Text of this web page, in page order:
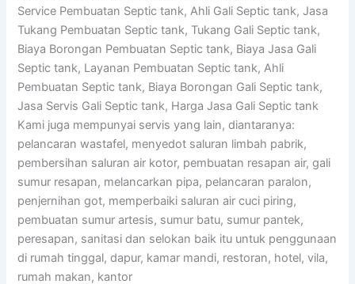
Service Pembuatan Septic tank, Ahli Gali Septic tank, Jasa
Tukang Pembuatan Septic tank, Tukang Gali Septic tank,
Biaya Borongan Pembuatan Septic tank, Biaya Jasa Gali
Septic tank, Layanan Pembuatan Septic tank, Ahli
Pembuatan Septic tank, Biaya Borongan Gali Septic tank,
Jasa Servis Gali Septic tank, Harga Jasa Gali Septic tank
Kami juga mempunyai servis yang lain, diantaranya:
pelancaran wastafel, menyedot saluran limbah pabrik,
pembersihan saluran air kotor, pembuatan resapan air, gali
sumur resapan, melancarkan pipa, pelancaran paralon,
penjernihan got, memperbaiki saluran air cuci piring,
pembuatan sumur artesis, sumur batu, sumur pantek,
peresapan, sanitasi dan selokan baik itu untuk penggunaan
di rumah tinggal, dapur, kamar mandi, restoran, hotel, vila,
rumah makan, kantor